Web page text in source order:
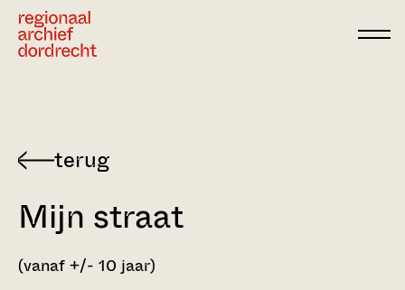
Mijn straat
(vanaf +/- 10 jaar)